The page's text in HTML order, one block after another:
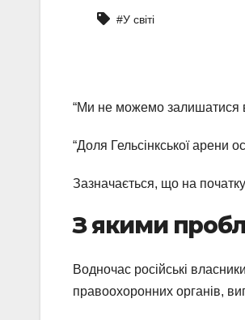
#У світі
“Ми не можемо залишатися
“Доля Гельсінкської арени
Зазначається, що на
З якими
Водночас російські
правоохоронних органів,